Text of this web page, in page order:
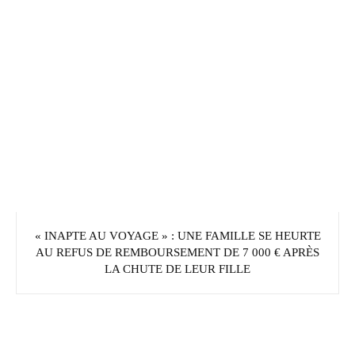
« INAPTE AU VOYAGE » : UNE FAMILLE SE HEURTE
AU REFUS DE REMBOURSEMENT DE 7 000 € APRÈS
LA CHUTE DE LEUR FILLE